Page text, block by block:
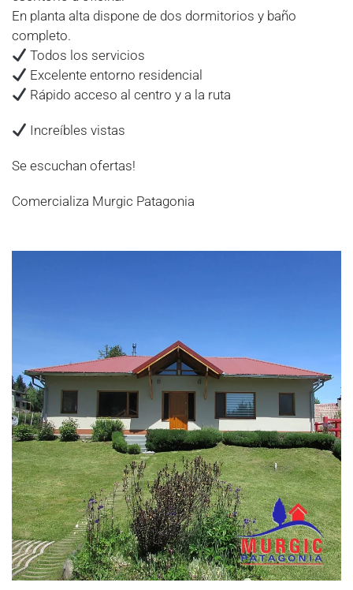
En planta alta dispone de dos dormitorios y baño
completo.
Todos los servicios
Excelente entorno residencial
Rápido acceso al centro y a la ruta
Increíbles vistas
Se escuchan ofertas!
Comercializa Murgic Patagonia